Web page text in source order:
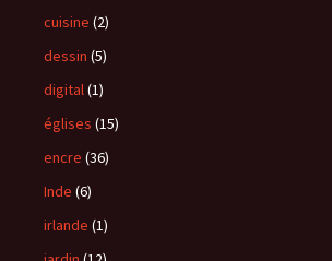
cuisine (2)
dessin (5)
digital(1)
églises (15)
encre (36)
Inde (6)
irlande (1)